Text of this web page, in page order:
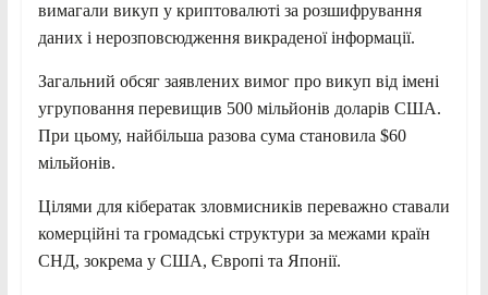
вимагали викуп у криптовалюті за розшифрування
даних і нерозповсюдження викраденої інформації.
Загальний обсяг заявлених вимог про викуп від імені
угруповання перевищив 500 мільйонів доларів США.
При цьому, найбільша разова сума становила $60
мільйонів.
Цілями для кібератак зловмисників переважно ставали
комерційні та громадські структури за межами країн
СНД, зокрема у США, Європі та Японії.